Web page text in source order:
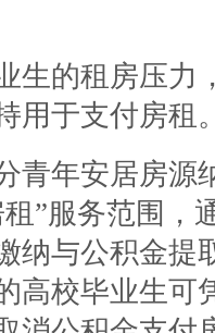
的租房压力
用于支付房租
年安居房源
”服务范围，
纳与公积金提
高校毕业生可